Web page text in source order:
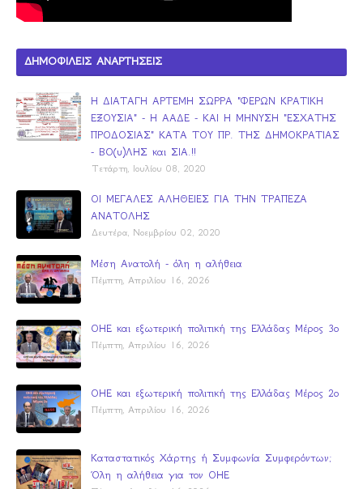
ΔΗΜΟΦΙΛΕΙΣ ΑΝΑΡΤΗΣΕΙΣ
Η ΔΙΑΤΑΓΗ ΑΡΤΕΜΗ ΣΩΡΡΑ "ΦΕΡΩΝ ΚΡΑΤΙΚΗ
ΕΞΟΥΣΙΑ" - Η ΑΑΔΕ - ΚΑΙ Η ΜΗΝΥΣΗ "ΕΣΧΑΤΗΣ
ΠΡΟΔΟΣΙΑΣ" ΚΑΤΑ ΤΟΥ ΠΡ. ΤΗΣ ΔΗΜΟΚΡΑΤΙΑΣ
- ΒΟ(υ)ΛΗΣ και ΣΙΑ.!!
Τετάρτη, Ιουλίου 08, 2020
ΟΙ ΜΕΓΑΛΕΣ ΑΛΗΘΕΙΕΣ ΓΙΑ ΤΗΝ ΤΡΑΠΕΖΑ
ΑΝΑΤΟΛΗΣ
Δευτέρα, Νοεμβρίου 02, 2020
Μέση Ανατολή - όλη η αλήθεια
Πέμπτη, Απριλίου 16, 2026
ΟΗΕ και εξωτερική πολιτική της Ελλάδας Μέρος 3ο
Πέμπτη, Απριλίου 16, 2026
ΟΗΕ και εξωτερική πολιτική της Ελλάδας Μέρος 2ο
Πέμπτη, Απριλίου 16, 2026
Καταστατικός Χάρτης ή Συμφωνία Συμφερόντων;
Όλη η αλήθεια για τον ΟΗΕ